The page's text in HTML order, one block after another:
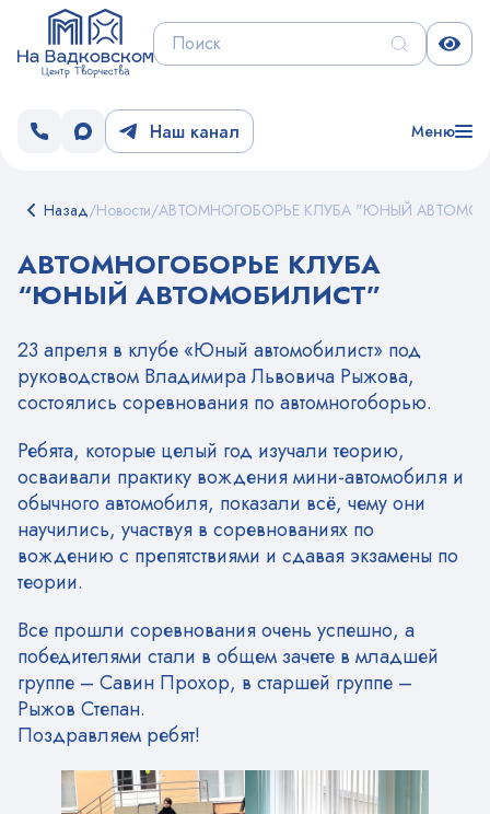
Наш канал Меню
Назад/Новости/АВТОМНОГОБОРЬЕ КЛУБА "ЮНЫЙ
АВТОМНОГОБОРЬЕ КЛУБА
“ЮНЫЙ АВТОМОБИЛИСТ”
23 апреля в клубе «Юный автомобилист» под
руководством Владимира Львовича Рыжова,
состоялись соревнования по автомногоборью.
Ребята, которые целый год изучали теорию,
осваивали практику вождения мини-автомобиля и
обычного автомобиля, показали всё, чему они
научились, участвуя в соревнованиях по
вождению с препятствиями и сдавая экзамены по
теории.
Все прошли соревнования очень успешно, а
победителями стали в общем зачете в младшей
группе – Савин Прохор, в старшей группе –
Рыжов Степан.
Поздравляем ребят!